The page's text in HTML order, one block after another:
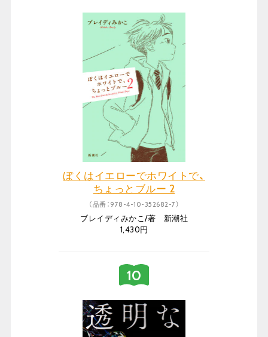
ぼくはイエローでホワイトで、
ちょっとブルー 2
（品番：978-4-10-352682-7）
ブレイディみかこ/著 新潮社
1,430円